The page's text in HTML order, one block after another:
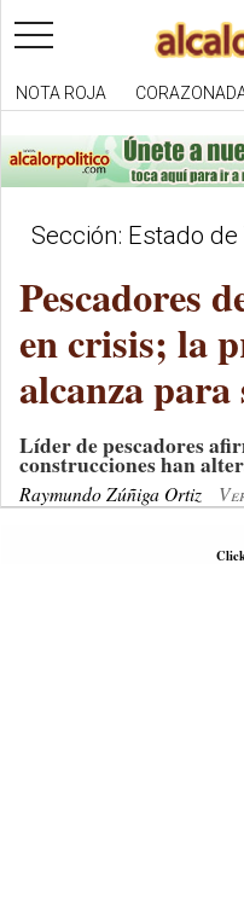
toggle
navigation
NOTA ROJA
Sección: Estado
Pescadores
en crisis; la
alcanza
Líder de pescadores
construcciones han
Raymundo Zúñiga Ortiz